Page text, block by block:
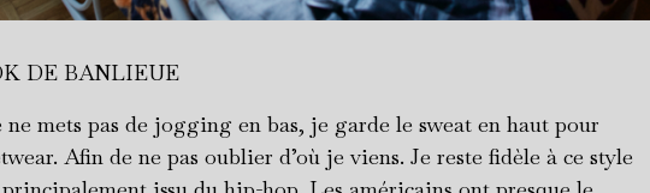
DE BANLIEUE
mets pas de jogging en bas, je garde le sweat en haut pour
Afin de ne pas oublier d’où je viens. Je reste fidèle à ce style